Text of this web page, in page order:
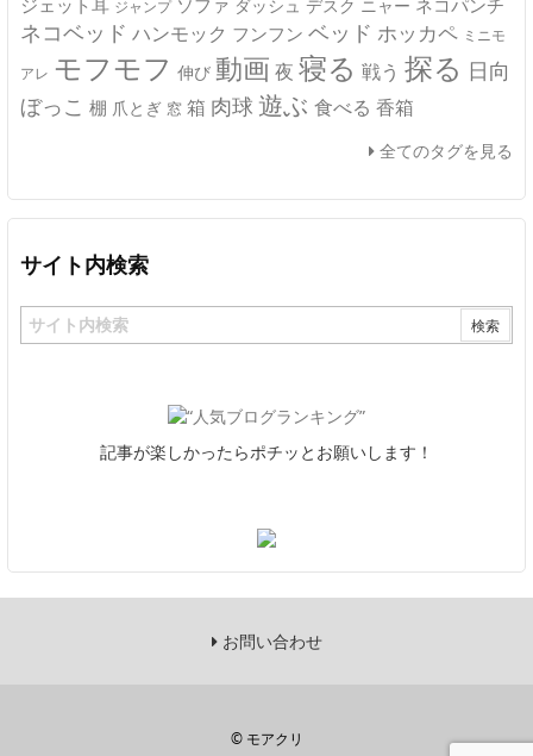
ジェット耳 ジャンプ ソファ ダッシュ デスク ニャー ネコパンチ
ネコベッド ハンモック フンフン ベッド ホッカペ ミニモ
アレ モフモフ 伸び 動画 夜 寝る 戦う 探る 日向
ぼっこ 棚 爪とぎ 窓 箱 肉球 遊ぶ 食べる 香箱
全てのタグを見る
サイト内検索
記事が楽しかったらポチッとお願いします！
お問い合わせ
© モアクリ